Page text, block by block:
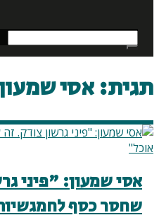
תגית:אסי
אסי שמעון: "פיני
שחסר כסף